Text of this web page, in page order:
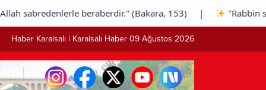
beraberdir." (Bakara, 153) | "Rabbin seni
Haber Karaisalı | Karaisalı Haber 09 Ağustos 2026